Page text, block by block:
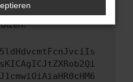
um uns bei der